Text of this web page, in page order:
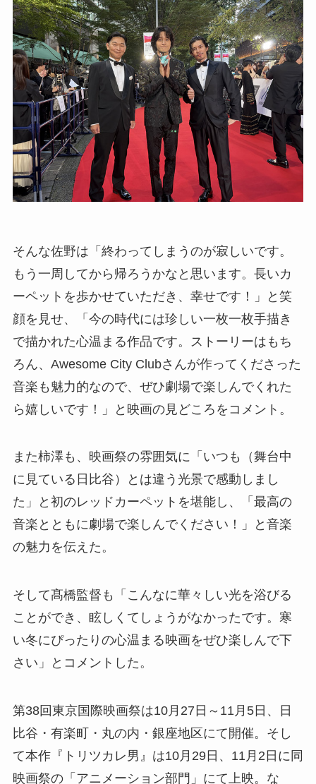
そんな佐野は「終わってしまうのが寂しいです。
もう一周してから帰ろうかなと思います。長いカ
ーペットを歩かせていただき、幸せです！」と笑
顔を見せ、「今の時代には珍しい一枚一枚手描き
で描かれた心温まる作品です。ストーリーはもち
ろん、Awesome City Clubさんが作ってくださった
音楽も魅力的なので、ぜひ劇場で楽しんでくれた
ら嬉しいです！」と映画の見どころをコメント。
また柿澤も、映画祭の雰囲気に「いつも（舞台中
に見ている日比谷）とは違う光景で感動しまし
た」と初のレッドカーペットを堪能し、「最高の
音楽とともに劇場で楽しんでください！」と音楽
の魅力を伝えた。
そして髙橋監督も「こんなに華々しい光を浴びる
ことができ、眩しくてしょうがなかったです。寒
い冬にぴったりの心温まる映画をぜひ楽しんで下
さい」とコメントした。
第38回東京国際映画祭は10月27日～11月5日、日
比谷・有楽町・丸の内・銀座地区にて開催。そし
て本作『トリツカレ男』は10月29日、11月2日に同
映画祭の「アニメーション部門」にて上映。な